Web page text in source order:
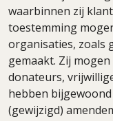
waarbinnen zij
toestemming
organisaties, zoals
gemaakt. Zij
donateurs,
hebben
(gewijzigd)